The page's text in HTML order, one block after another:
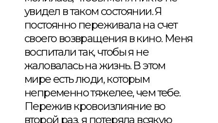
увидел в таком состоянии. Я
постоянно переживала на счет
своего возвращения в кино. Меня
воспитали так, чтобы я не
жаловалась на жизнь. В этом
мире есть люди, которым
непременно тяжелее, чем тебе.
Пережив кровоизлияние во
второй раз, я потеряла всякую